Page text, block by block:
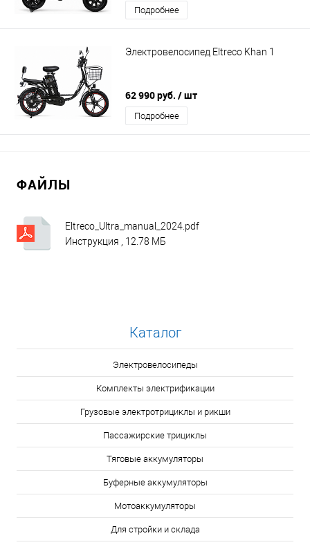
Подробнее
Электровелосипед Eltreco Khan 1
62 990 руб. / шт
Подробнее
ФАЙЛЫ
Eltreco_Ultra_manual_2024.pdf
Инструкция , 12.78 МБ
Каталог
Электровелосипеды
Комплекты электрификации
Грузовые электротрициклы и рикши
Пассажирские трициклы
Тяговые аккумуляторы
Буферные аккумуляторы
Мотоаккумуляторы
Для стройки и склада